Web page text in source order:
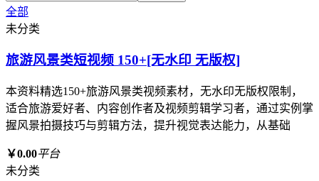
全部
未分类
旅游风景类短视频 150+[无水印 无版权]
本资料精选150+旅游风景类视频素材，无水印无版权限制，
适合旅游爱好者、内容创作者及视频剪辑学习者，通过实例掌
握风景拍摄技巧与剪辑方法，提升视觉表达能力，从基础
￥0.00平台
未分类